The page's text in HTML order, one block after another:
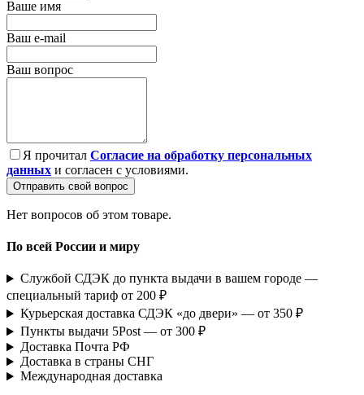
Ваше имя
Ваш e-mail
Ваш вопрос
Я прочитал Согласие на обработку персональных
данных и согласен с условиями.
Отправить свой вопрос
Нет вопросов об этом товаре.
По всей России и миру
Службой СДЭК до пункта выдачи в вашем городе —
специальный тариф от 200 ₽
Курьерская доставка СДЭК «до двери» — от 350 ₽
Пункты выдачи 5Post — от 300 ₽
Доставка Почта РФ
Доставка в страны СНГ
Международная доставка